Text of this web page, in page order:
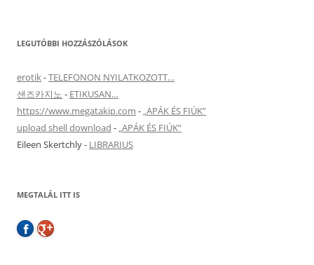
LEGUTÓBBI HOZZÁSZÓLÁSOK
erotik-TELEFONON NYILATKOZOTT…
샌즈카지노 - ETIKUSAN…
https://www.megatakip.com - „APÁK ÉS FIÚK”
upload shell download - „APÁK ÉS FIÚK”
Eileen Skertchly- LIBRARIUS
MEGTALÁL ITT IS